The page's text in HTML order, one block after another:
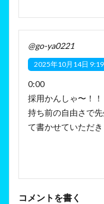
@go-ya0221
2025年10月14日
0:00
採用かんしゃ〜！！
持ち前の自由さで
て書かせていただ
コメントを書く